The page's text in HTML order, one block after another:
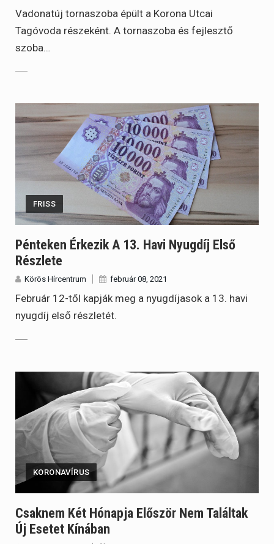
Vadonatúj tornaszoba épült a Korona Utcai
Tagóvoda részeként. A tornaszoba és fejlesztő
szoba…
FRISS
Pénteken Érkezik A 13. Havi Nyugdíj Első
Részlete
Körös Hírcentrum február 08, 2021
Február 12-től kapják meg a nyugdíjasok a 13. havi
nyugdíj első részletét.
KORONAVÍRUS
Csaknem Két Hónapja Először Nem Találtak
Új Esetet Kínában